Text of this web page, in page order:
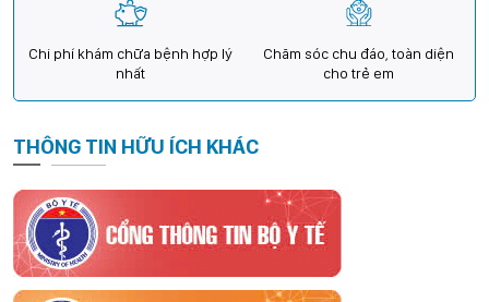
Chi phí khám chữa bệnh hợp lý
nhất
Chăm sóc chu đáo, toàn diện
cho trẻ em
THÔNG TIN HỮU ÍCH KHÁC